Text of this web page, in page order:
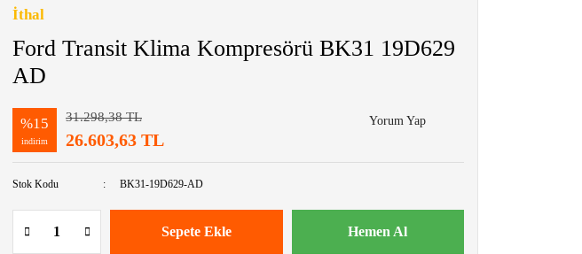
İthal
Ford Transit Klima Kompresörü BK31 19D629
AD
%15
indirim
31.298,38 TL
26.603,63 TL
Yorum Yap
Stok Kodu BK31-19D629-AD
Sepete Ekle Hemen Al